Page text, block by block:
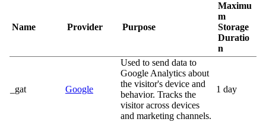
Name Provider Purpose
Maximu
m
Storage
Duratio
n
_gat Google
Used to send data to
Google Analytics about
the visitor's device and
behavior. Tracks the
visitor across devices
and marketing channels.
1 day